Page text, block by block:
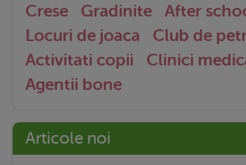
Crese Gradinite After
Locuri de joaca
Club de
Activitati copii
Clinici
Agentii bone
Articole noi